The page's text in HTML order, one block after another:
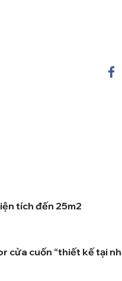
tích đến 25m2
cửa cuốn “thiết kế tại